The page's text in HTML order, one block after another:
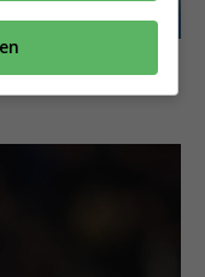
Saudi-